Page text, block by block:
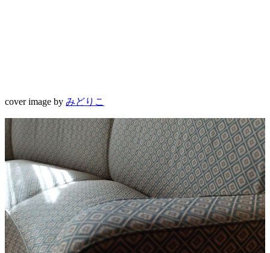
cover image by みどりこ